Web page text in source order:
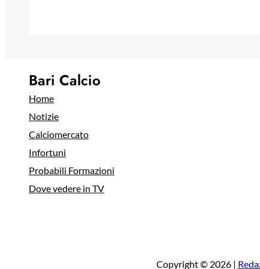
Bari Calcio
Home
Notizie
Calciomercato
Infortuni
Probabili Formazioni
Dove vedere in TV
Copyright © 2026 |